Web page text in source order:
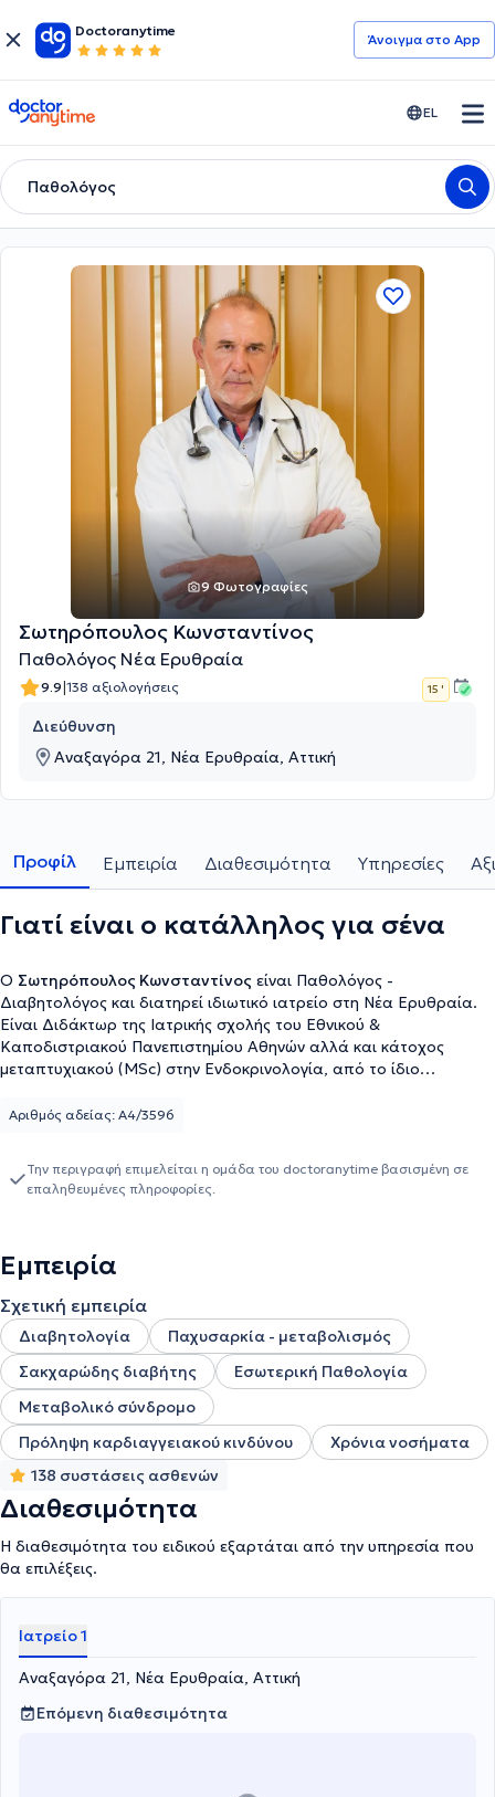
Doctoranytime
Άνοιγμα στο App
doctoranytime EL
Παθολόγος
9 Φωτογραφίες
Σωτηρόπουλος Κωνσταντίνος
Παθολόγος Νέα Ερυθραία
9.9|138 αξιολογήσεις 15 '
Διεύθυνση
Αναξαγόρα 21, Νέα Ερυθραία, Αττική
Προφίλ Εμπειρία Διαθεσιμότητα Υπηρεσίες
Γιατί είναι ο κατάλληλος για σένα
Ο Σωτηρόπουλος Κωνσταντίνος είναι Παθολόγος -
Διαβητολόγος και διατηρεί ιδιωτικό ιατρείο στη Νέα Ερυθραία.
Είναι Διδάκτωρ της Ιατρικής σχολής του Εθνικού &
Καποδιστριακού Πανεπιστημίου Αθηνών αλλά και κάτοχος
μεταπτυχιακού (MSc) στην Ενδοκρινολογία, από το ίδιο
σακχαρώδη διαβήτη και των διαβητικών επιπλοκών στο τμήμα
συνέχεια ανέλαβε έμμισθη θέση στο Joslin Diabetes Center, όπου
συμμετείχε σε κλινικά πρωτόκολλα σε διαβητικούς ασθενείς ενώ
διαβήτη και των επιπλοκών του αδιαλείπτως για περισσότερα
ενώ τα τελευταία χρόνια ασχολείται και με τη Γηριατρική
εργαζόμενος σε νοσοκομεία του Εθνικού Συστήματος Υγείας της
Μεγάλης Βρετανίας. Κατά τη διάρκεια της πολυετούς του
πορείας έχει λάβει αρκετές διακρίσεις και βραβεία σε Ελλάδα και
εξωτερικό για το ερευνητικό του έργο και έχει πληθώρα
επιστημονικών δημοσιεύσεων σε ελληνικά και ξενόγλωσσα
περιοδικά.
Αριθμός αδείας: Α4/3596
Την περιγραφή επιμελείται η ομάδα του doctoranytime βασισμένη σε
επαληθευμένες πληροφορίες.
Εμπειρία
Σχετική εμπειρία
Διαβητολογία
Παχυσαρκία - μεταβολισμός
Σακχαρώδης διαβήτης
Εσωτερική Παθολογία
Μεταβολικό σύνδρομο
Πρόληψη καρδιαγγειακού κινδύνου
Χρόνια νοσήματα
138 συστάσεις ασθενών
Διαθεσιμότητα
Η διαθεσιμότητα του ειδικού εξαρτάται από την υπηρεσία που
θα επιλέξεις.
Ιατρείο 1
Αναξαγόρα 21, Νέα Ερυθραία, Αττική
Επόμενη διαθεσιμότητα